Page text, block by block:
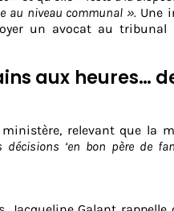
au niveau communal ». Une
un avocat au
aux heures…
relevant que la
‘en bon père de